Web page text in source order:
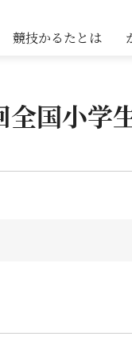
競技かるたとは
国小学